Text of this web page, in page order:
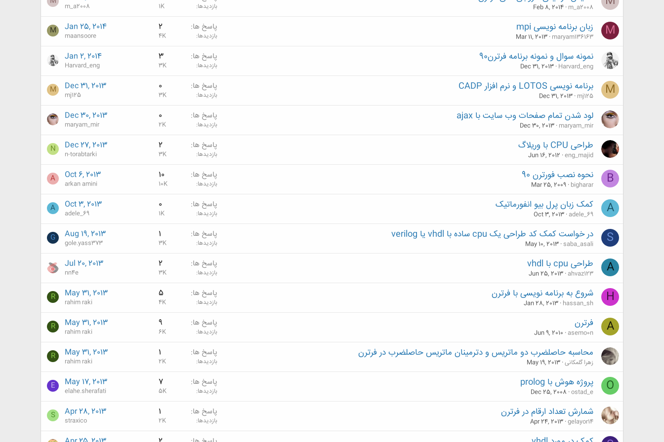
m_a2008
Feb 8, 2014 بازدیدها 1K
m_a2008
M زبان برنامه نویسی mpi
maryam136163
Mar 11, 2013
پاسخ ها 2
بازدیدها 4K
Jan 25, 2014
maansoore
M
نمونه سوال و نمونه برنامه فرترن90
Harvard_eng
Dec 31, 2013
پاسخ ها 3
بازدیدها 3K
Jan 2, 2014
Harvard_eng
M برنامه نویسی LOTOS و نرم افزار CADP
mj125
Dec 31, 2013
پاسخ ها 0
بازدیدها 3K
Dec 31, 2013
mj125
M
لود شدن تمام صفحات وب سایت با ajax
maryam_mir
Dec 30, 2013
پاسخ ها 0
بازدیدها 2K
Dec 30, 2013
maryam_mir
طراحی CPU با وریلاگ
eng_majid
Jun 16, 2012
پاسخ ها 2
بازدیدها 3K
Dec 27, 2013
n-torabtarki
N
B نحوه نصب فورترن 90
bigharar
Mar 25, 2009
پاسخ ها 10
بازدیدها 10K
Oct 6, 2013
arkan amini
A
A کمک زبان پرل بیو انفورماتیک
adele_69
Oct 3, 2013
پاسخ ها 0
بازدیدها 1K
Oct 3, 2013
adele_69
A
S در خواست کمک کد طراحی یک cpu ساده با vhdl یا verilog
saba_asali
May 10, 2013
پاسخ ها 1
بازدیدها 3K
Aug 19, 2013
gole.yass373
G
A طراحی cpu با vhdl
ahvaz123
Jun 25, 2013
پاسخ ها 2
بازدیدها 3K
Jul 20, 2013
nn4e
H شروع به برنامه نویسی با فرترن
hassan_sh
Jan 28, 2013
پاسخ ها 5
بازدیدها 4K
May 31, 2013
rahim raki
R
A فرترن
asemo0n
Jun 9, 2010
پاسخ ها 9
بازدیدها 6K
May 31, 2013
rahim raki
R
محاسبه حاصلضرب دو ماتریس و دترمینان ماتریس حاصلضرب در فرترن
زهرا گلمکانی May 19, 2013
پاسخ ها 1
بازدیدها 2K
May 31, 2013
rahim raki
R
O پروژه هوش با prolog
ostad_e
Dec 25, 2008
پاسخ ها 7
بازدیدها 5K
May 17, 2013
elahe.sherafati
E
شمارش تعداد ارقام در فرترن
gelayor14
Apr 24, 2013
پاسخ ها 1
بازدیدها 2K
Apr 28, 2013
straxico
S